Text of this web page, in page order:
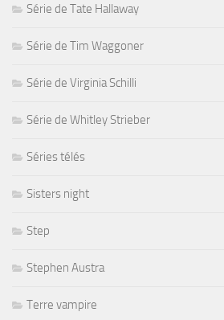
Série de Tate Hallaway
Série de Tim Waggoner
Série de Virginia Schilli
Série de Whitley Strieber
Séries télés
Sisters night
Step
Stephen Austra
Terre vampire